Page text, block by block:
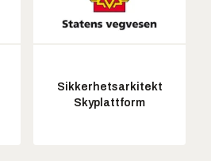
Sikkerhetsarkitekt
Skyplattform